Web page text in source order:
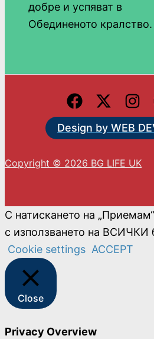
добре и успяват в
Обединеното кралство.
Design by WEB
Copyright © 2026 BG LIFE UK
С натискането на
с използването на ВСИЧКИ
Cookie settings ACCEPT
Close
Privacy Overview